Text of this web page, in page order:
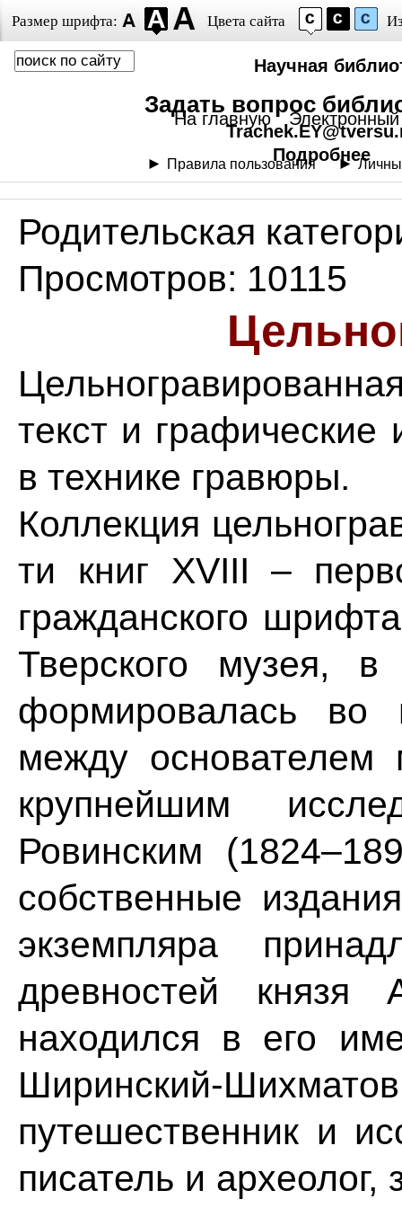
Размер шрифта: Цвета сайта
Задать вопрос
Подробнее
Научная
На главную Электронный
Правила пользования
Родительская
Просмотров: 10115
текст и
в технике гравюры.
Коллекция
ти книг XVIII –
гражданского
Тверского музея, в
формировалась во
между
крупнейшим
Ровинским
собственные
экземпляра
древностей князя
находился в его
Ширинский-
путешественник и
писатель и